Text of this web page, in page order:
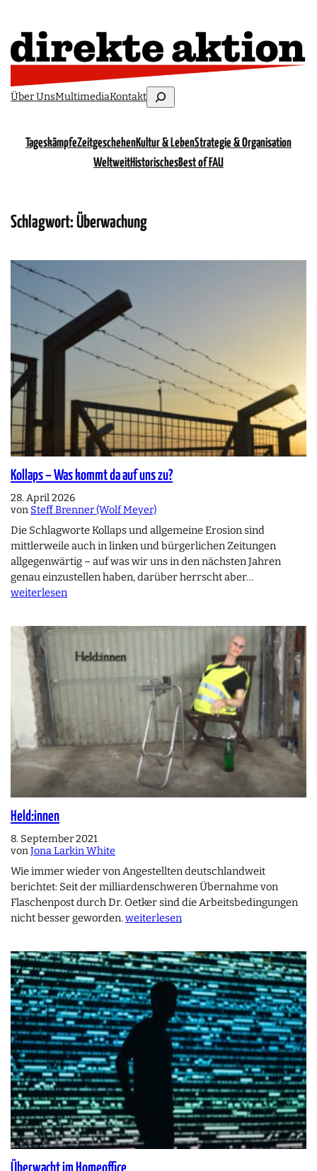
Über UnsMultimediaKontaktSuchen
TageskämpfeZeitgeschehenKultur & LebenStrategie & Organisation
WeltweitHistorischesBest of FAU
Schlagwort:Überwachung
Kollaps – Was kommt da auf uns zu?
28. April 2026
von Steff Brenner (Wolf Meyer)
Die Schlagworte Kollaps und allgemeine Erosion sind
mittlerweile auch in linken und bürgerlichen Zeitungen
allgegenwärtig – auf was wir uns in den nächsten Jahren
genau einzustellen haben, darüber herrscht aber…
weiterlesen
Held:innen
8. September 2021
vonJona Larkin White
Wie immer wieder von Angestellten deutschlandweit
berichtet: Seit der milliardenschweren Übernahme von
Flaschenpost durch Dr. Oetker sind die Arbeitsbedingungen
nicht besser geworden.weiterlesen